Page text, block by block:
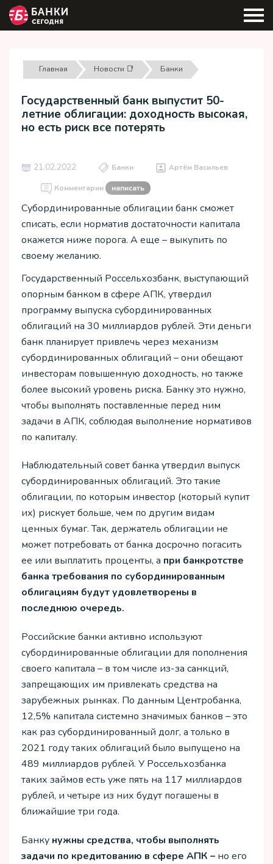
Главная Новости 📑 Банки
Государственный банк выпустит 50-
летние облигации: доходность высокая,
но есть риск все потерять
21.02.2022 Банки Артём Васильев
Комментарии написать
Субординированные облигации банк сможет
списать, если норматив достаточности капитала
окажется ниже порога. А еще – выкупить по
своему желанию.
Государственный Россельхозбанк, выступающий
опорным банком в сфере АПК, утвердил
программу выпуска субординированных
облигаций на 30 миллиардов рублей. Эти деньги
банк планирует привлечь через механизм
субординированных облигаций – они обещают
инвесторам повышенную доходность, но также
более высокий уровень риска. Банку это нужно,
чтобы выполнять поставленные перед ним
задачи в АПК, соблюдая выполнение нормативов
по капиталу.
Наблюдательный совет банка утвердил выпуск
субординированных облигаций. Это такие
облигации, по которым инвестор (который купит
их) рискует больше, чем по другим видам
ценных бумаг. Так, держатель облигации не
может потребовать от банка досрочно погасить
ее или выплатить проценты, а при банкротстве
банка требования по субординированным
облигациям будут удовлетворены в
последнюю очередь.
Российские банки активно используют
субординированные облигации для пополнения
своего капитала – в том числе из-за санкций,
запрещающих им привлекать средства на
зарубежных рынках. По данным Центробанка,
12,5% капитала системно значимых банков – это
как раз субординированный долг, а только в
2021 году таких облигаций было выпущено на
489 миллиардов рублей. У Россельхозбанка
таких займов есть уже пять на 117 миллиардов
рублей, и четыре из них будут погашены в
ближайшие три года.
Банку нужны средства, чтобы выполнять
задачи по кредитованию в сфере АПК – но его